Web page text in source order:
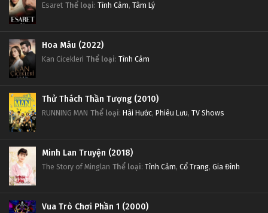
Esaret Thể loại: Tình Cảm, Tâm Lý
Hoa Máu (2022)
Kan Cicekleri Thể loại: Tình Cảm
Thử Thách Thần Tượng (2010)
RUNNING MAN Thể loại: Hài Hước, Phiêu Lưu, TV Shows
Minh Lan Truyện (2018)
The Story of Minglan Thể loại: Tình Cảm, Cổ Trang, Gia Đình
Vua Trò Chơi Phần 1 (2000)